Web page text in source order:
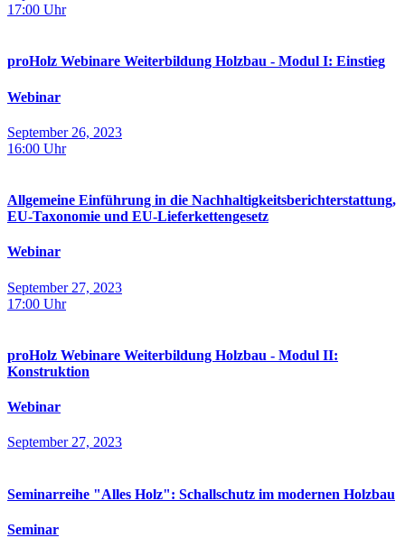
17:00 Uhr
proHolz Webinare Weiterbildung Holzbau - Modul I: Einstieg
Webinar
September 26, 2023
16:00 Uhr
Allgemeine Einführung in die Nachhaltigkeitsberichterstattung,
EU-Taxonomie und EU-Lieferkettengesetz
Webinar
September 27, 2023
17:00 Uhr
proHolz Webinare Weiterbildung Holzbau - Modul II:
Konstruktion
Webinar
September 27, 2023
Seminarreihe "Alles Holz": Schallschutz im modernen Holzbau
Seminar